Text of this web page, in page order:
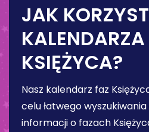
JAK
KSIĘŻYCA?
Nasz kalendarz faz
celu łatwego
informacji o fazach